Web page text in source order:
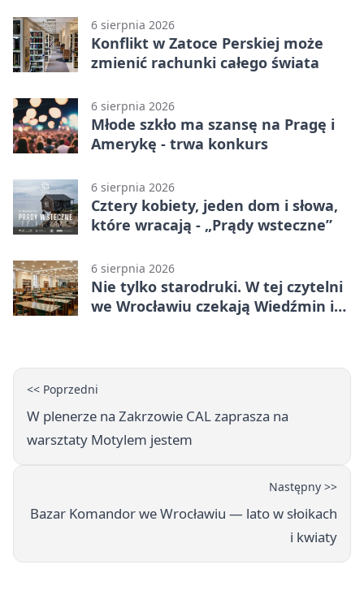
6 sierpnia 2026
Konflikt w Zatoce Perskiej może
zmienić rachunki całego świata
6 sierpnia 2026
Młode szkło ma szansę na Pragę i
Amerykę - trwa konkurs
6 sierpnia 2026
Cztery kobiety, jeden dom i słowa,
które wracają - „Prądy wsteczne”
6 sierpnia 2026
Nie tylko starodruki. W tej czytelni
we Wrocławiu czekają Wiedźmin i
<< Poprzedni
W plenerze na Zakrzowie CAL zaprasza na
warsztaty Motylem jestem
Następny >>
Bazar Komandor we Wrocławiu — lato w słoikach
i kwiaty